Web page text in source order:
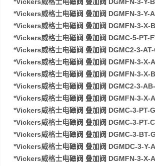
*Vickers威格士电磁阀 叠加阀 DGMFN-3-Y-
*Vickers威格士电磁阀 叠加阀 DGMFN-3-X-
*Vickers威格士电磁阀 叠加阀 DGMC-5-PT-
*Vickers威格士电磁阀 叠加阀 DGMC2-3-
*Vickers威格士电磁阀 叠加阀 DGMFN-3-X-
*Vickers威格士电磁阀 叠加阀 DGMFN-3-X-
*Vickers威格士电磁阀 叠加阀 DGMC2-3-
*Vickers威格士电磁阀 叠加阀 DGMFN-3-X-
*Vickers威格士电磁阀 叠加阀 DGMC-3-PT-
*Vickers威格士电磁阀 叠加阀 DGMC-3-PT-
*Vickers威格士电磁阀 叠加阀 DGMC-3-BT-
*Vickers威格士电磁阀 叠加阀 DGMDC-3-Y-
*Vickers威格士电磁阀 叠加阀 DGMFN-3-X-